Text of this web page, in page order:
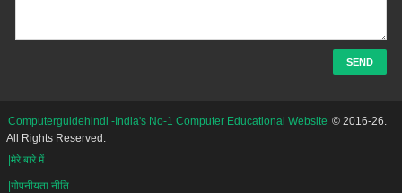
Computerguidehindi -India's No-1 Computer Educational Website © 2016-26.
All Rights Reserved.
|मेरे बारे में
|गोपनीयता नीति